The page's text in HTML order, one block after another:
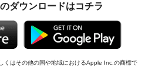
ダウンロードはコチラ
くはその他の国や地域におけるApple Inc.の商標で